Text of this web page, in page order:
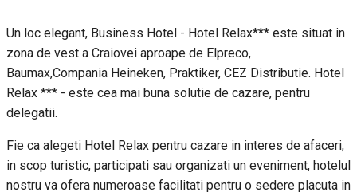
Un loc elegant, Business Hotel - Hotel Relax*** este situat in
zona de vest a Craiovei aproape de Elpreco,
Baumax,Compania Heineken, Praktiker, CEZ Distributie. Hotel
Relax *** - este cea mai buna solutie de cazare, pentru
delegatii.
Fie ca alegeti Hotel Relax pentru cazare in interes de afaceri,
in scop turistic, participati sau organizati un eveniment, hotelul
nostru va ofera numeroase facilitati pentru o sedere placuta in